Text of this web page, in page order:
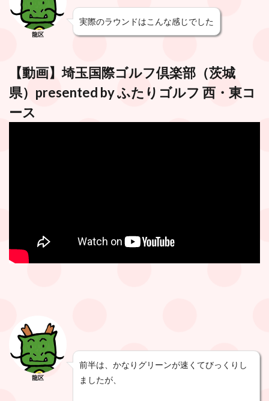
龍区
実際のラウンドはこんな感じでした
【動画】埼玉国際ゴルフ倶楽部 （茨城
県）presented byふたりゴルフ 西・東コ
ース
龍区
前半は、かなりグリーンが速くてびっくりし
ましたが、